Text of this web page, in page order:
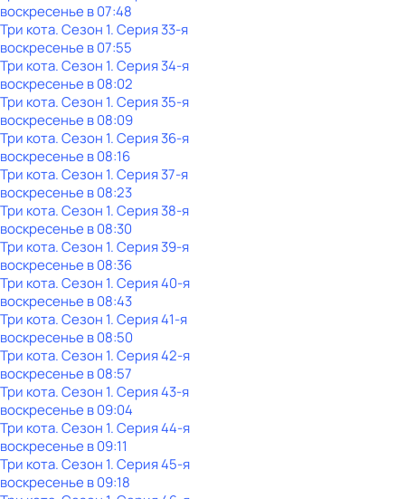
воскресенье в07:48
Три кота. Сезон 1. Серия 33-я
воскресенье в07:55
Три кота. Сезон 1. Серия 34-я
воскресенье в08:02
Три кота. Сезон 1. Серия 35-я
воскресенье в08:09
Три кота. Сезон 1. Серия 36-я
воскресенье в08:16
Три кота. Сезон 1. Серия 37-я
воскресенье в08:23
Три кота. Сезон 1. Серия 38-я
воскресенье в08:30
Три кота. Сезон 1. Серия 39-я
воскресенье в08:36
Три кота. Сезон 1. Серия 40-я
воскресенье в08:43
Три кота. Сезон 1. Серия 41-я
воскресенье в08:50
Три кота. Сезон 1. Серия 42-я
воскресенье в08:57
Три кота. Сезон 1. Серия 43-я
воскресенье в09:04
Три кота. Сезон 1. Серия 44-я
воскресенье в09:11
Три кота. Сезон 1. Серия 45-я
воскресенье в09:18